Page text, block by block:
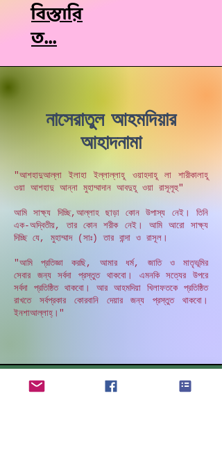
বিস্তারি
ত...
নাসেরাতুল আহমদিয়ার
আহাদনামা
"আশহাদুআল্লা ইলাহা ইল্লাল্লাহূ ওয়াহদাহূ লা শারীকালাহূ
ওয়া আশহাদু আন্না মুহাম্মাদান আবদুহূ ওয়া রাসূলূহু"
আমি সাক্ষ্য দিচ্ছি,আল্লাহ ছাড়া কোন উপাস্য নেই। তিনি
এক-অদ্বিতীয়, তার কোন শরীক নেই। আমি আরো সাক্ষ্য
দিচ্ছি যে, মুহাম্মাদ (সাঃ) তার বান্দা ও রাসূল।
"আমি প্রতিজ্ঞা করছি, আমার ধর্ম, জাতি ও মাতৃভূমির
সেবার জন্য সর্বদা প্রস্তুত থাকবো। এমনকি সত্যের উপরে
সর্বদা প্রতিষ্ঠিত থাকবো। আর আহমদিয়া খিলাফতকে প্রতিষ্ঠিত
রাখতে সর্বপ্রকার কোরবানি দেয়ার জন্য প্রস্তুত থাকবো।
ইনশাআল্লাহ্‌।"
সিলেবাস ২০২৩-২৪
সিলেবাস ২০২৩-২৪